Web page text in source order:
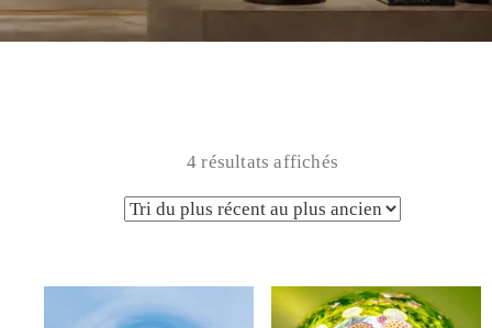
4 résultats affichés